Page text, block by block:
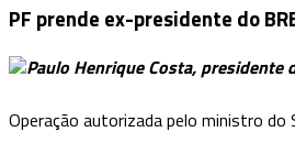
PF prende ex-presidente do
Paulo Henrique Costa, presidente
Operação autorizada pelo ministro do